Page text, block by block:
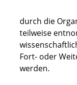
durch die
teilweise
Fort- oder
werden.